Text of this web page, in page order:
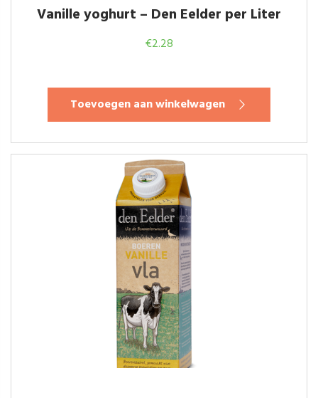
Vanille yoghurt – Den Eelder per Liter
€2.28
Toevoegen aan winkelwagen